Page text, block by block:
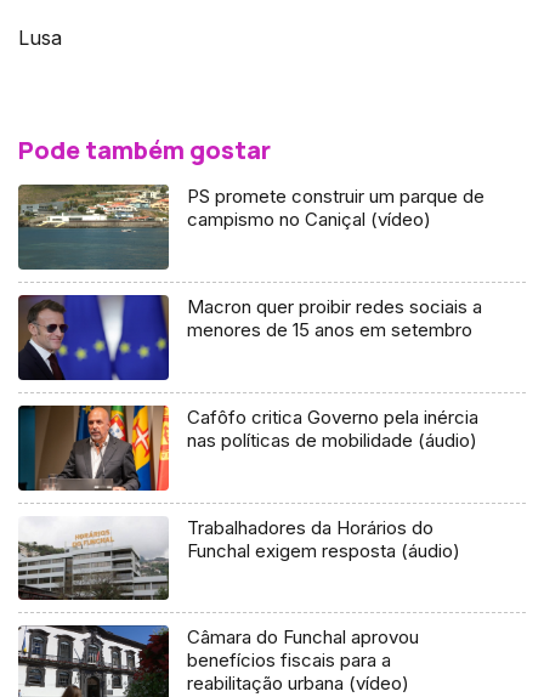
Lusa
Pode também gostar
PS promete construir um parque de
campismo no Caniçal (vídeo)
Macron quer proibir redes sociais a
menores de 15 anos em setembro
Cafôfo critica Governo pela inércia
nas políticas de mobilidade (áudio)
Trabalhadores da Horários do
Funchal exigem resposta (áudio)
Câmara do Funchal aprovou
benefícios fiscais para a
reabilitação urbana (vídeo)